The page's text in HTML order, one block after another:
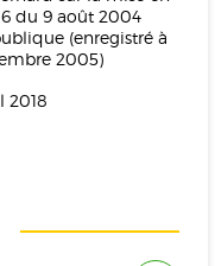
du 9 août 2004
(enregistré à
2005)
2018